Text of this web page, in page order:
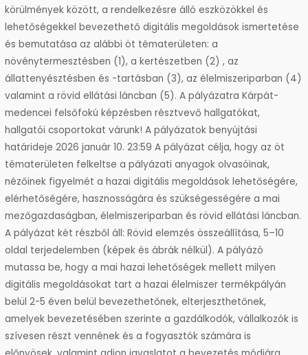
körülmények között, a rendelkezésre álló eszközökkel és
lehetőségekkel bevezethető digitális megoldások ismertetése
és bemutatása az alábbi öt tématerületen: a
növénytermesztésben (1), a kertészetben (2) , az
állattenyésztésben és -tartásban (3), az élelmiszeriparban (4)
valamint a rövid ellátási láncban (5). A pályázatra Kárpát-
medencei felsőfokú képzésben résztvevő hallgatókat,
hallgatói csoportokat várunk! A pályázatok benyújtási
határideje 2026 január 10. 23:59 A pályázat célja, hogy az öt
tématerületen felkeltse a pályázati anyagok olvasóinak,
nézőinek figyelmét a hazai digitális megoldások lehetőségére,
elérhetőségére, hasznosságára és szükségességére a mai
mezőgazdaságban, élelmiszeriparban és rövid ellátási láncban.
A pályázat két részből áll: Rövid elemzés összeállítása, 5–10
oldal terjedelemben (képek és ábrák nélkül). A pályázó
mutassa be, hogy a mai hazai lehetőségek mellett milyen
digitális megoldásokat tart a hazai élelmiszer termékpályán
belül 2-5 éven belül bevezethetőnek, elterjeszthetőnek,
amelyek bevezetésében szerinte a gazdálkodók, vállalkozók is
szívesen részt vennének és a fogyasztók számára is